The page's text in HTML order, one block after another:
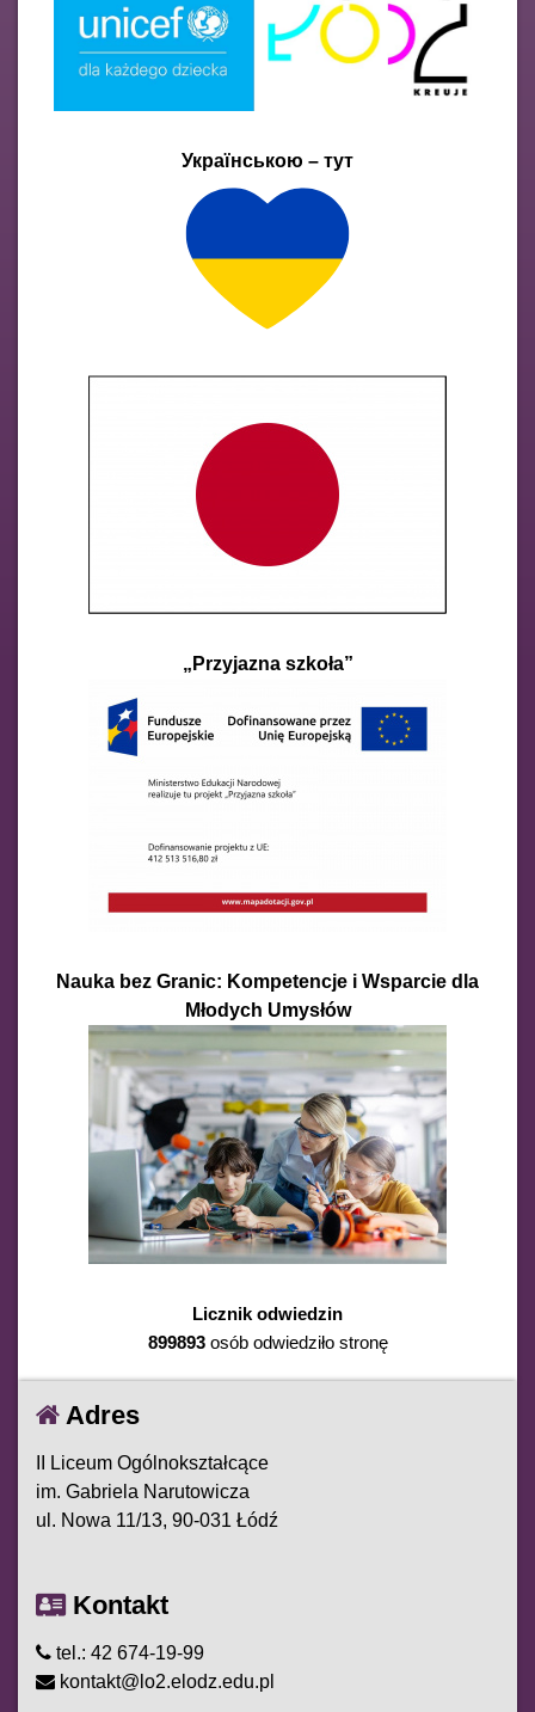
Українською – тут
„Przyjazna szkoła”
Nauka bez Granic: Kompetencje i Wsparcie dla
Młodych Umysłów
Licznik odwiedzin
899893osób odwiedziło stronę
Adres
II Liceum Ogólnokształcące
im. Gabriela Narutowicza
ul. Nowa 11/13, 90-031 Łódź
Kontakt
tel.: 42 674-19-99
kontakt@lo2.elodz.edu.pl